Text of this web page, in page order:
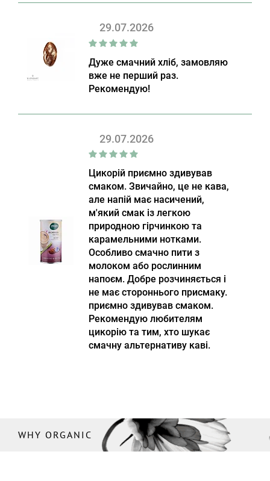
29.07.2026
Дуже смачний хліб, замовляю
вже не перший раз.
Рекомендую!
29.07.2026
Цикорій приємно здивував
смаком. Звичайно, це не кава,
але напій має насичений,
м'який смак із легкою
природною гірчинкою та
карамельними нотками.
Особливо смачно пити з
молоком або рослинним
напоєм. Добре розчиняється і
не має стороннього присмаку.
приємно здивував смаком.
Рекомендую любителям
цикорію та тим, хто шукає
смачну альтернативу каві.
WHY ORGANIC